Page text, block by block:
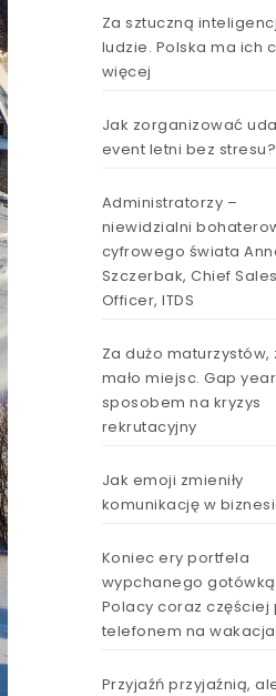
Za sztuczną
ludzie. Polska ma ich
więcej
Jak zorganizować
event letni bez stresu?
Administratorzy –
niewidzialni
cyfrowego świata
Szczerbak, Chief Sales
Officer, ITDS
Za dużo maturzystów,
mało miejsc. Gap year
sposobem na kryzys
rekrutacyjny
Jak emoji zmieniły
komunikację w
Koniec ery portfela
wypchanego
Polacy coraz częściej
telefonem na
Przyjaźń przyjaźnią,